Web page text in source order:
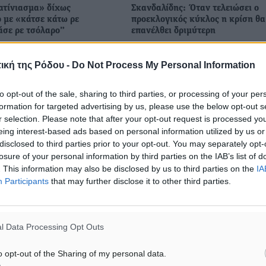
της Ρόδου - Do Not Process My Personal Information
opt-out of the sale, sharing to third parties, or processing of your
for targeted advertising by us, please use the below opt-out
selection. Please note that after your opt-out request is processed
interest-based ads based on personal information utilized by us
to third parties prior to your opt-out. You may separately
of your personal information by third parties on the IAB’s list of
This information may also be disclosed by us to third parties on the
Participants that may further disclose it to other third parties.
Data Processing Opt Outs
opt-out of the Sharing of my personal data.
δίχως
με «κάτσε κάτω ρε
ρε τσόλαρο”
του κρατικού
Βουλής, ενώ δεν
και χυδαίοι
μεταξύ ...
Σκανδαλίδης: Όταν τελειώσει ο
προεκλογικός κύκλος η κρίση θα
επανέλθει δριμύτερη
εμφανίζει ανάγλυφα τα
χώρα για τα οποία δεν
καμία προοπτική επίλυσης. ...
13.12.18, 09:08